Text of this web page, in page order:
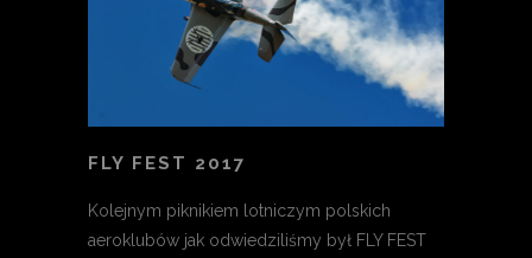
FLY FEST 2017
Kolejnym piknikiem lotniczym polskich
aeroklubów jak odwiedziliśmy był FLY FEST